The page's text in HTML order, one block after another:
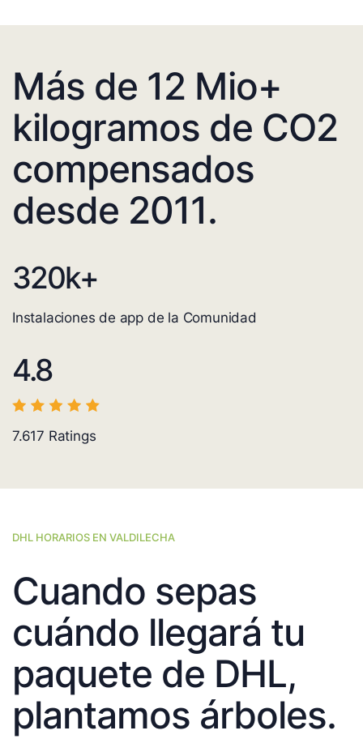
Más de 12 Mio+
kilogramos de CO2
compensados
desde 2011.
320k+
Instalaciones de app de la Comunidad
4.8
7.617 Ratings
DHL HORARIOS EN VALDILECHA
Cuando sepas
cuándo llegará tu
paquete de DHL,
plantamos árboles.